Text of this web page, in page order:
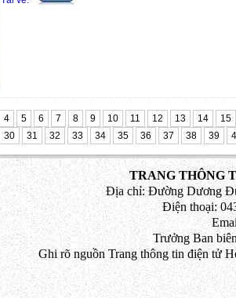
4 5 6 7 8 9 10 11 12 13 14 15
30 31 32 33 34 35 36 37 38 39
TRANG THÔNG
Địa chỉ: Đường Dương
Điện thoại:
Trưởng Ban
Ghi rõ nguồn Trang thông tin điện tử